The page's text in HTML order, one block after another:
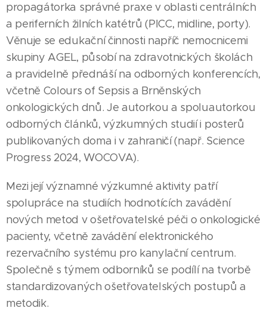
propagátorka správné praxe v oblasti centrálních
a periferních žilních katétrů (PICC, midline, porty).
Věnuje se edukační činnosti napříč nemocnicemi
skupiny AGEL, působí na zdravotnických školách
a pravidelně přednáší na odborných konferencích,
včetně Colours of Sepsis a Brněnských
onkologických dnů. Je autorkou a spoluautorkou
odborných článků, výzkumných studií i posterů
publikovaných doma i v zahraničí (např. Science
Progress 2024, WOCOVA).
Mezi její významné výzkumné aktivity patří
spolupráce na studiích hodnotících zavádění
nových metod v ošetřovatelské péči o onkologické
pacienty, včetně zavádění elektronického
rezervačního systému pro kanylační centrum.
Společně s týmem odborníků se podílí na tvorbě
standardizovaných ošetřovatelských postupů a
metodik.